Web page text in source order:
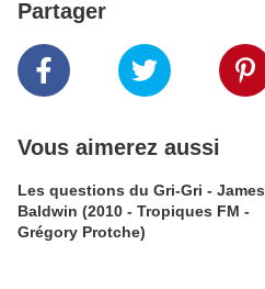
Partager
Vous aimerez aussi
Les questions du Gri-Gri - James
Baldwin (2010 - Tropiques FM -
Grégory Protche)